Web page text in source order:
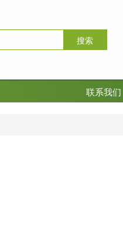
联系我们